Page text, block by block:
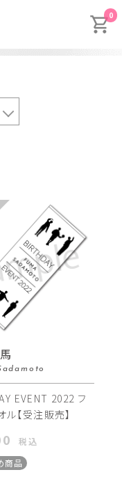
0
EVENT 2022 フ
ル【受注販売】
税込
商品